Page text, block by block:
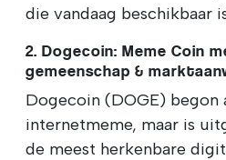
die vandaag beschikbaar
2. Dogecoin: Meme Coin
gemeenschap &
Dogecoin (DOGE) begon
internetmeme, maar is
de meest herkenbare